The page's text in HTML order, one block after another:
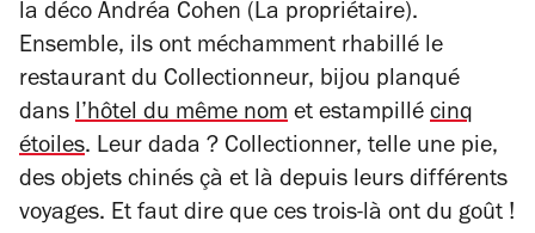
la déco Andréa Cohen (La propriétaire).
Ensemble, ils ont méchamment rhabillé le
restaurant du Collectionneur, bijou planqué
dans l’hôtel du même nom et estampillé cinq
étoiles. Leur dada ? Collectionner, telle une pie,
des objets chinés çà et là depuis leurs différents
voyages. Et faut dire que ces trois-là ont du goût !